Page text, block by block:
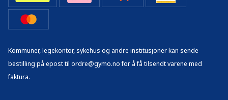
Kommuner, legekontor, sykehus og andre institusjoner kan sende
bestilling på epost til ordre@gymo.no for å få tilsendt varene med
faktura.